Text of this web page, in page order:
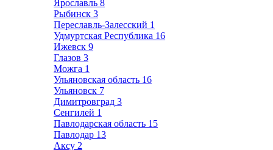
Ярославль 8
Рыбинск 3
Переславль-Залесский 1
Удмуртская Республика 16
Ижевск 9
Глазов 3
Можга 1
Ульяновская область 16
Ульяновск 7
Димитровград 3
Сенгилей 1
Павлодарская область 15
Павлодар 13
Аксу 2